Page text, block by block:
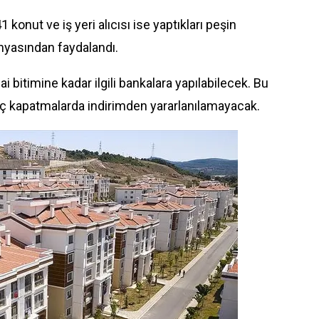
ve iş yeri alıcısı ise yaptıkları peşin
faydalandı.
bitimine kadar ilgili bankalara yapılabilecek. Bu
indirimden yararlanılamayacak.